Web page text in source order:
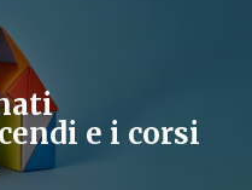
e i corsi